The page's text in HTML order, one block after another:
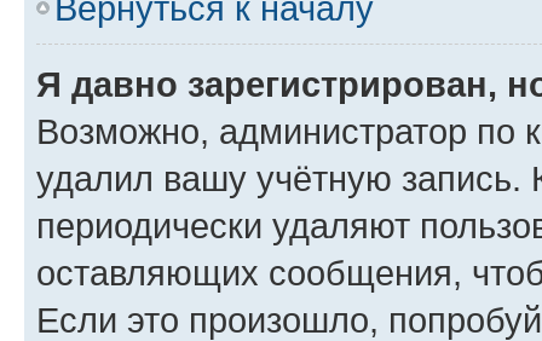
Я давно зарегистрирован,
Возможно, администратор по
удалил вашу учётную запись.
периодически удаляют
оставляющих сообщения,
Если это произошло,